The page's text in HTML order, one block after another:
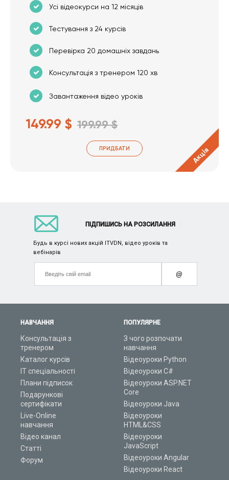
Усі відеокурси на 12 місяців
Тестування з 24 курсів
Перевірка 20 домашніх завдань
Консультація з тренером 120 хв
Завантаження відео уроків
149.99 $ 199.99 $
ПРИДБАТИ Акція
НАВЧАННЯ
Консультація з
тренером
Каталог курсів
ІТ спеціальності
Плани підписок
Подарункові
сертифікати
Live-Online
навчання
Відео канал
Статті
Форум
ПОПУЛЯРНЕ
З чого розпочати
навчання
Відеоуроки Python
Відеоуроки C#
Відеоуроки ASP.NET
Core
Відеоуроки Java
Відеоуроки
HTML&CSS
Відеоуроки
JavaScript
Відеоуроки Angular
Відеоуроки React
ПІДПИШИСЬ НА РОЗСИЛАННЯ
Будь в курсі нових акцій ITVDN, відео уроків та
вебінарів
@